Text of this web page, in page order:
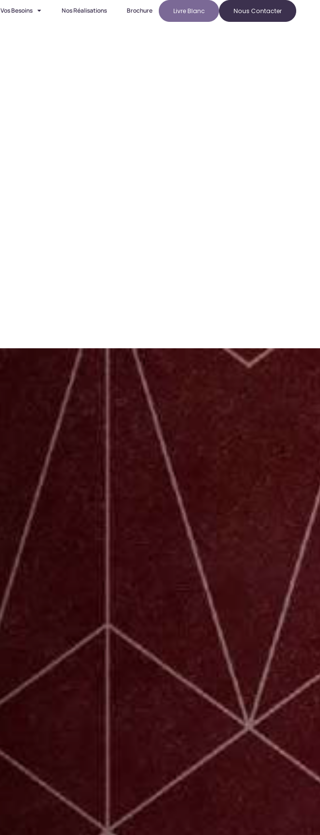
Vos Besoins Nos Réalisations Brochure Livre Blanc Nous Contacter